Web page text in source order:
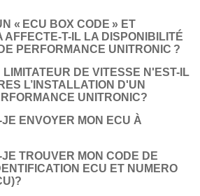
« ECU BOX CODE » ET
AFFECTE-T-IL LA DISPONIBILITÉ
PERFORMANCE UNITRONIC ?
LIMITATEUR DE VITESSE N'EST-IL
L’INSTALLATION D'UN
UNITRONIC?
ENVOYER MON ECU À
TROUVER MON CODE DE
ECU ET NUMERO